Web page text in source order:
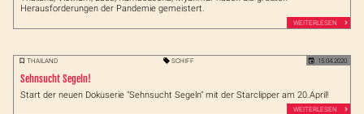
Herausforderungen der Pandemie gemeistert.
WEITERLESEN
THAILAND SCHIFF 15.04.2020
Sehnsucht Segeln!
Start der neuen Dokuserie "Sehnsucht Segeln" mit der Starclipper am 20.April!
WEITERLESEN